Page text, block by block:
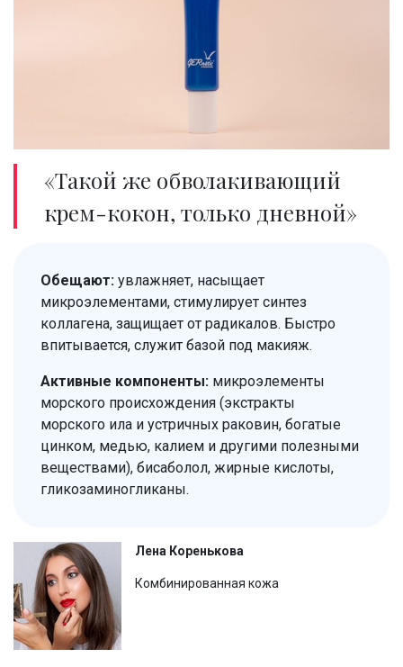
«Такой же обволакивающий
крем-кокон, только дневной»
Обещают: увлажняет, насыщает
микроэлементами, стимулирует синтез
коллагена, защищает от радикалов. Быстро
впитывается, служит базой под макияж.
Активные компоненты: микроэлементы
морского происхождения (экстракты
морского ила и устричных раковин, богатые
цинком, медью, калием и другими полезными
веществами), бисаболол, жирные кислоты,
гликозаминогликаны.
Лена Коренькова
Комбинированная кожа